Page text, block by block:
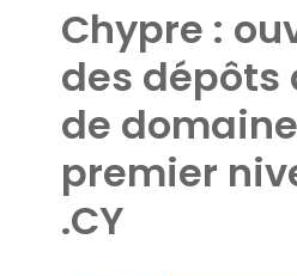
Chypre :
des dépôts
de
premier
.CY